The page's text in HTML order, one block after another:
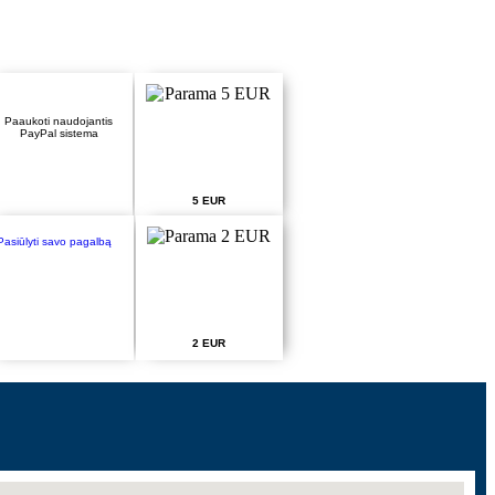
Paaukoti naudojantis
PayPal sistema
5 EUR
savo pagalbą
2 EUR